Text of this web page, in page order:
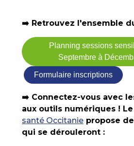
➡️ Retrouvez l'ensemble
Planning sessions
Septembre à
Formulaire inscriptions
➡️ Connectez-vous avec
aux outils numériques ! Le
santé Occitanie propose
qui se dérouleront :